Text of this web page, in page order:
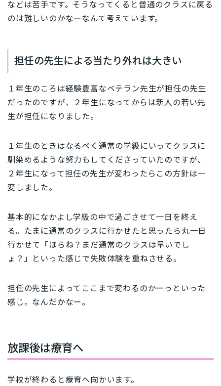
などは苦手です。そうなってくると普通のクラスに戻る
のは難しいのかなーなんて考えています。
担任の先生による当たり外れは大きい
１年生のころは経験豊富なベテラン先生が担任の先生
だったのですが、２年生になってからは新人の若い先
生が担任になりました。
１年生のときはなるべく通常の学級にいってクラスに
馴染めるような努力もしてくださっていたのですが、
２年生になって担任の先生が変わったらこの方針は一
変しました。
基本的になかよし学級の中で過ごさせて一日を終え
る。たまに通常のクラスに行かせたと思ったら丸一日
行かせて「ほらね？まだ通常のクラスは早いでし
ょ？」といった感じで失敗体験を重ねさせる。
担任の先生によってここまで変わるのかーっといった
感じ。なんだかなー。
放課後は療育へ
学校が終わると療育へ向かいます。